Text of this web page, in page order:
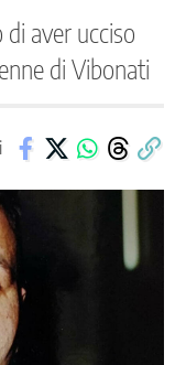
aver ucciso
di Vibonati